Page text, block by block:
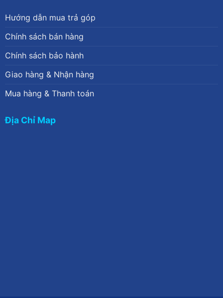
Hướng dẫn mua trả góp
Chính sách bán hàng
Chính sách bảo hành
Giao hàng & Nhận hàng
Mua hàng & Thanh toán
Địa Chỉ Map